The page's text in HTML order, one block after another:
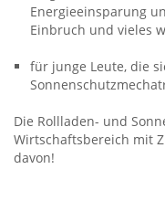
Energieeinsparung
Einbruch und vieles
für junge Leute, die
Die Rollladen- und
Wirtschaftsbereich mit
davon!